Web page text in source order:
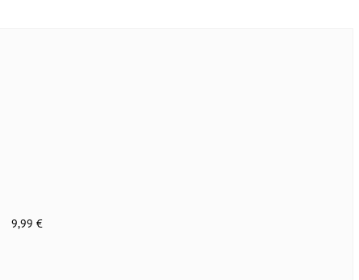
9,99 €